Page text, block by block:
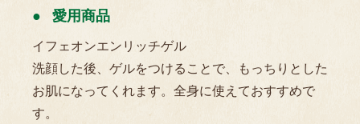
愛用商品
イフェオンエンリッチゲル
洗顔した後、ゲルをつけることで、もっちりとした
お肌になってくれます。全身に使えておすすめで
す。